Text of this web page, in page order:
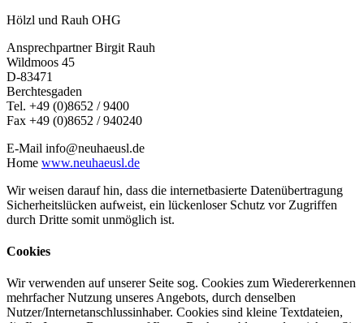
Hölzl und Rauh OHG
Ansprechpartner Birgit Rauh
Wildmoos 45
D-83471
Berchtesgaden
Tel. +49 (0)8652 / 9400
Fax +49 (0)8652 / 940240
E-Mail info@neuhaeusl.de
Home www.neuhaeusl.de
Wir weisen darauf hin, dass die internetbasierte Datenübertragung
Sicherheitslücken aufweist, ein lückenloser Schutz vor Zugriffen
durch Dritte somit unmöglich ist.
Cookies
Wir verwenden auf unserer Seite sog. Cookies zum Wiedererkennen
mehrfacher Nutzung unseres Angebots, durch denselben
Nutzer/Internetanschlussinhaber. Cookies sind kleine Textdateien,